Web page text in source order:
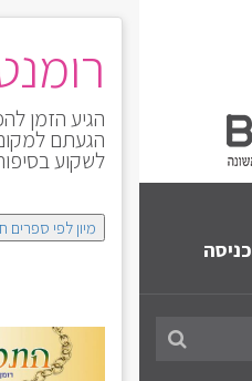
כניסה
הגיע הזמן
הגעתם
לשקוע
מיון לפי ספרים